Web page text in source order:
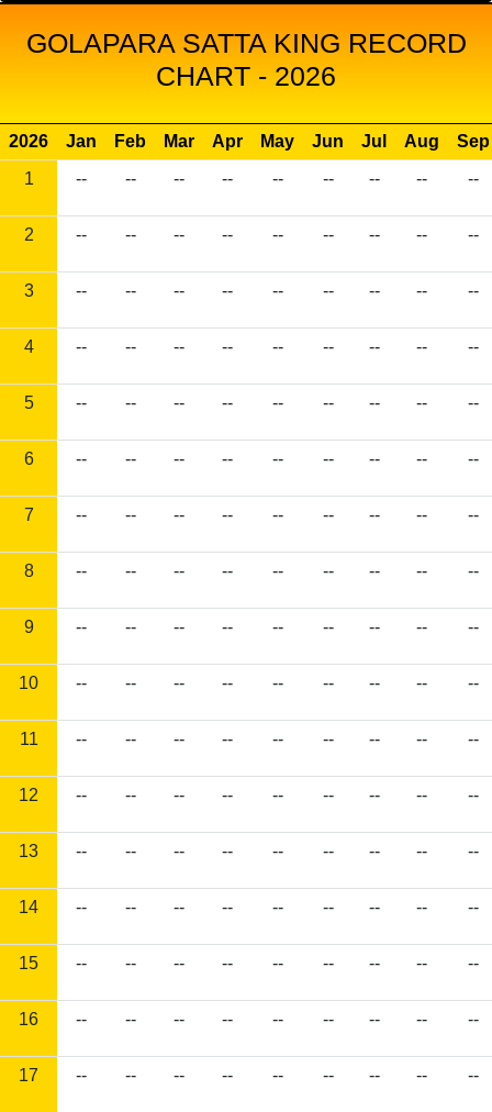
GOLAPARA SATTA KING RECORD
CHART - 2026
2026 Jan Feb Mar Apr May Jun Jul Aug
Sep
1
-- -- -- -- -- -- -- -- --
2 -- -- -- -- -- -- -- -- --
3 -- -- -- -- -- -- -- -- --
4 -- -- -- -- -- -- -- -- --
5 -- -- -- -- -- -- -- -- --
6 -- -- -- -- -- -- -- -- --
7 -- -- -- -- -- -- -- -- --
8 -- -- -- -- -- -- -- -- --
9 -- -- -- -- -- -- -- -- --
10 -- -- -- -- -- -- -- -- --
11 -- -- -- -- -- -- -- -- --
12 -- -- -- -- -- -- -- -- --
13 -- -- -- -- -- -- -- -- --
14 -- -- -- -- -- -- -- -- --
15 -- -- -- -- -- -- -- -- --
16 -- -- -- -- -- -- -- -- --
17 -- -- -- -- -- -- -- -- --